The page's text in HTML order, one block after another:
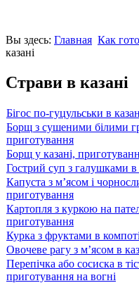
Вы здесь: Главная Как
казані
Страви в казані
Бігос по-гуцульськи в
Борщ з сушеними білими
приготування
Борщ у казані,
Гострий суп з галушками в
Капуста з м’ясом і
приготування
Картопля з куркою на
приготування
Курка з фруктами в компоті
Овочеве рагу з м’ясом в
Перепічка або сосиска в
приготування на вогні